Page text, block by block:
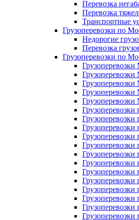
Перевозка
Перевозка
Транспортные
Грузоперевозки по
Недорогие
Перевозка
Грузоперевозки по
Грузоперевозки
Грузоперевозки
Грузоперевозки